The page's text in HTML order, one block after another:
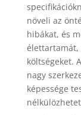
növeli az
hibákat, és
élettartamát,
költségeket.
nagy
képessége